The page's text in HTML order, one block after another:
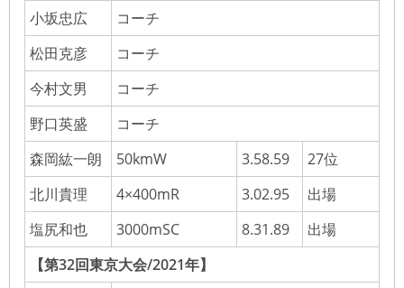
小坂忠広
コーチ
松田克彦
コーチ
今村文男
コーチ
野口英盛
コーチ
森岡紘一朗
50kmW 3.58.59
27位
北川貴理
4×400mR 3.02.95
出場
塩尻和也
3000mSC 8.31.89
出場
【第32回東京大会/2021年】